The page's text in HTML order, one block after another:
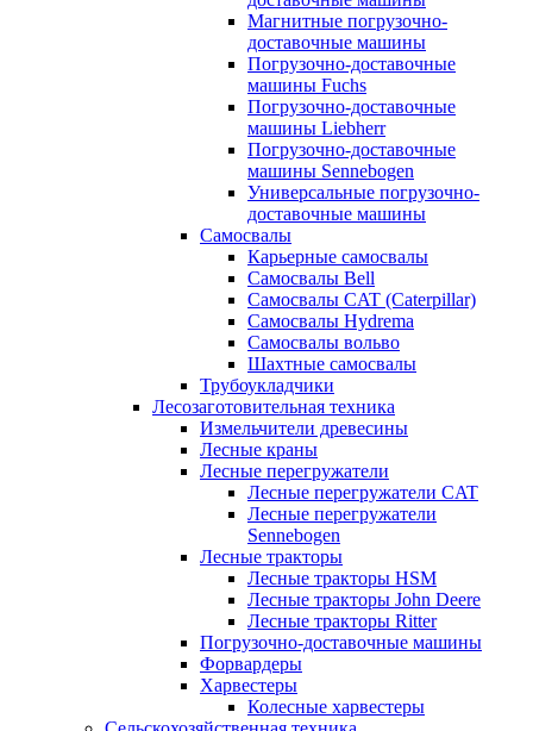
Магнитные погрузочно-
доставочные машины
Погрузочно-доставочные
машины Fuchs
Погрузочно-доставочные
машины Liebherr
Погрузочно-доставочные
машины Sennebogen
Универсальные погрузочно-
доставочные машины
Самосвалы
Карьерные самосвалы
Самосвалы Bell
Самосвалы CAT (Caterpillar)
Самосвалы Hydrema
Самосвалы вольво
Шахтные самосвалы
Трубоукладчики
Лесозаготовительная техника
Измельчители древесины
Лесные краны
Лесные перегружатели
Лесные перегружатели CAT
Лесные перегружатели
Sennebogen
Лесные тракторы
Лесные тракторы HSM
Лесные тракторы John Deere
Лесные тракторы Ritter
Погрузочно-доставочные машины
Форвардеры
Харвестеры
Колесные харвестеры